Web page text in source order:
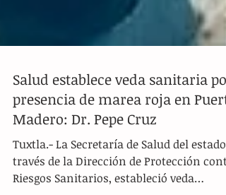
Salud establece veda sanitaria por
presencia de marea roja en Puerto
Madero: Dr. Pepe Cruz
Tuxtla.- La Secretaría de Salud del estado,
través de la Dirección de Protección